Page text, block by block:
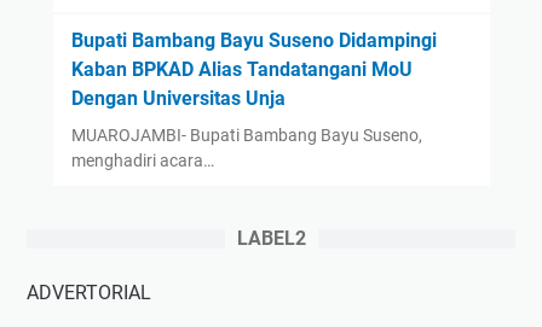
‎Bupati Bambang Bayu Suseno Didampingi
Kaban BPKAD Alias Tandatangani MoU
Dengan Universitas Unja ‎ ‎
‎MUAROJAMBI- Bupati Bambang Bayu Suseno,
menghadiri acara…
LABEL2
ADVERTORIAL